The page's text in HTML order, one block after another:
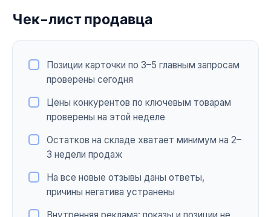
Чек-лист продавца
Позиции карточки по 3–5 главным запросам
проверены сегодня
Цены конкурентов по ключевым товарам
проверены на этой неделе
Остатков на складе хватает минимум на 2–
3 недели продаж
На все новые отзывы даны ответы,
причины негатива устранены